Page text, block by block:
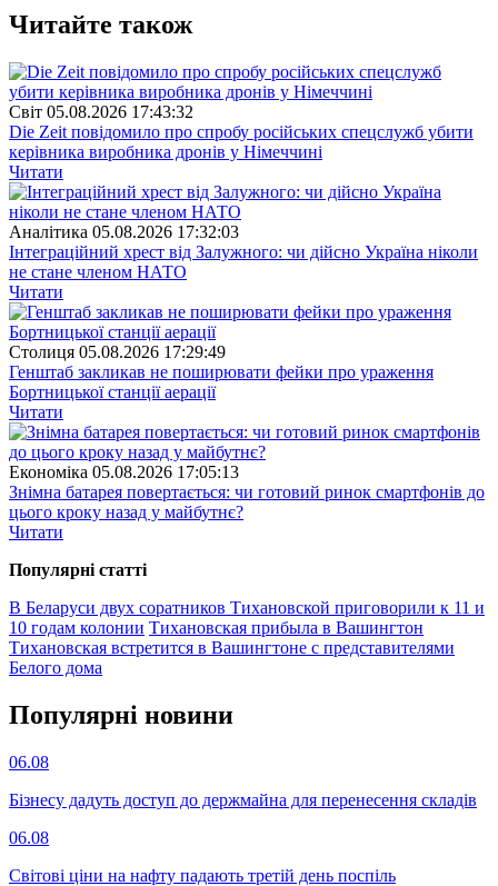
Читайте також
Свiт 05.08.2026 17:43:32
Die Zeit повідомило про спробу російських спецслужб убити
керівника виробника дронів у Німеччині
Читати
Аналітика 05.08.2026 17:32:03
Інтеграційний хрест від Залужного: чи дійсно Україна ніколи
не стане членом НАТО
Читати
Столиця 05.08.2026 17:29:49
Генштаб закликав не поширювати фейки про ураження
Бортницької станції аерації
Читати
Економіка 05.08.2026 17:05:13
Знімна батарея повертається: чи готовий ринок смартфонів до
цього кроку назад у майбутнє?
Читати
Популярнi статтi
В Беларуси двух соратников Тихановской приговорили к 11 и
10 годам колонии Тихановская прибыла в Вашингтон
Тихановская встретится в Вашингтоне с представителями
Белого дома
Популярнi новини
06.08
Бізнесу дадуть доступ до держмайна для перенесення складів
06.08
Світові ціни на нафту падають третій день поспіль